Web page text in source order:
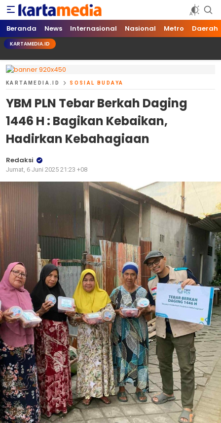
kartamedia.id
Jujur Mengabari
Beranda News Internasional Nasional Metro Daerah
KARTAMEDIA.ID
KARTAMEDIA.ID SOSIAL BUDAYA
YBM PLN Tebar Berkah Daging
1446 H : Bagikan Kebaikan,
Hadirkan Kebahagiaan
Redaksi
Jumat, 6 Juni 2025 21:23 +08